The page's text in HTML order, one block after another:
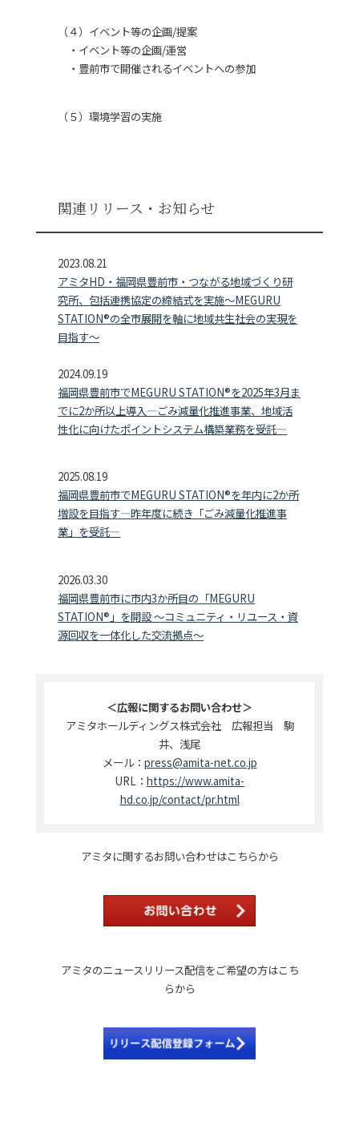
（４）イベント等の企画/提案
・イベント等の企画/運営
・豊前市で開催されるイベントへの参加
（５）環境学習の実施
関連リリース・お知らせ
2023.08.21
アミタHD・福岡県豊前市・つながる地域づくり研
究所、包括連携協定の締結式を実施～MEGURU
STATION®の全市展開を軸に地域共生社会の実現を
目指す～
2024.09.19
福岡県豊前市でMEGURU STATION®を2025年3月ま
でに2か所以上導入―ごみ減量化推進事業、地域活
性化に向けたポイントシステム構築業務を受託―
2025.08.19
福岡県豊前市でMEGURU STATION®を年内に2か所
増設を目指す―昨年度に続き「ごみ減量化推進事
業」を受託―
2026.03.30
福岡県豊前市に市内3か所目の「MEGURU
STATION®」を開設 ～コミュニティ・リユース・資
源回収を一体化した交流拠点～
＜広報に関するお問い合わせ＞
アミタホールディングス株式会社 広報担当 駒
井、浅尾
メール： press@amita-net.co.jp
URL： https://www.amita-
hd.co.jp/contact/pr.html
アミタに関するお問い合わせはこちらから
アミタのニュースリリース配信をご希望の方はこち
らから